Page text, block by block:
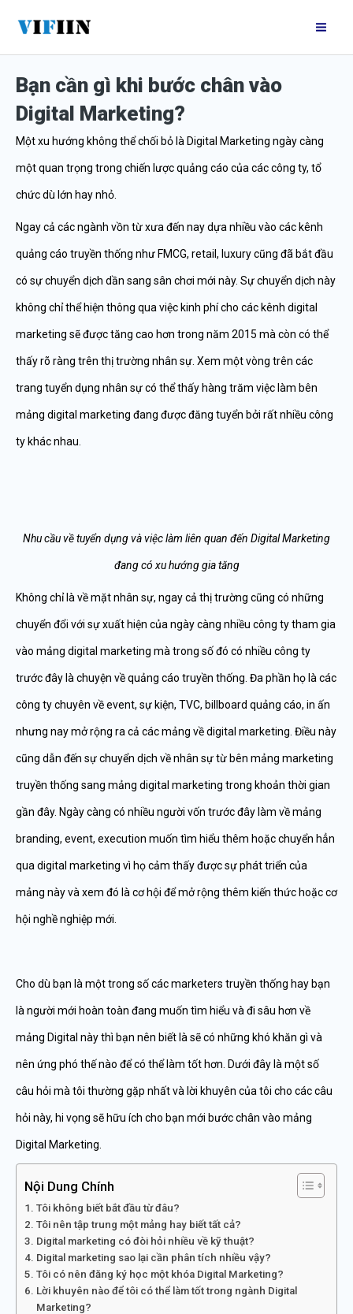
nội
dungBạn cần gì khi bước chân vào
Digital Marketing?
Một xu hướng không thể chối bỏ là Digital Marketing ngày càng
một quan trọng trong chiến lược quảng cáo của các công ty, tổ
chức dù lớn hay nhỏ.
Ngay cả các ngành vồn từ xưa đến nay dựa nhiều vào các kênh
quảng cáo truyền thống như FMCG, retail, luxury cũng đã bắt đầu
có sự chuyển dịch dần sang sân chơi mới này. Sự chuyển dịch này
không chỉ thể hiện thông qua việc kinh phí cho các kênh digital
marketing sẽ được tăng cao hơn trong năm 2015 mà còn có thể
thấy rõ ràng trên thị trường nhân sự. Xem một vòng trên các
trang tuyển dụng nhân sự có thể thấy hàng trăm việc làm bên
mảng digital marketing đang được đăng tuyển bởi rất nhiều công
ty khác nhau.
Nhu cầu về tuyển dụng và việc làm liên quan đến Digital Marketing
đang có xu hướng gia tăng
Không chỉ là về mặt nhân sự, ngay cả thị trường cũng có những
chuyển đổi với sự xuất hiện của ngày càng nhiều công ty tham gia
vào mảng digital marketing mà trong số đó có nhiều công ty
trước đây là chuyện về quảng cáo truyền thống. Đa phần họ là các
công ty chuyên về event, sự kiện, TVC, billboard quảng cáo, in ấn
nhưng nay mở rộng ra cả các mảng về digital marketing. Điều này
cũng dẫn đến sự chuyển dịch về nhân sự từ bên mảng marketing
truyền thống sang mảng digital marketing trong khoản thời gian
gần đây. Ngày càng có nhiều người vốn trước đây làm về mảng
branding, event, execution muốn tìm hiểu thêm hoặc chuyển hẳn
qua digital marketing vì họ cảm thấy được sự phát triển của
mảng này và xem đó là cơ hội để mở rộng thêm kiến thức hoặc cơ
hội nghề nghiệp mới.
Cho dù bạn là một trong số các marketers truyền thống hay bạn
là người mới hoàn toàn đang muốn tìm hiểu và đi sâu hơn về
mảng Digital này thì bạn nên biết là sẽ có những khó khăn gì và
nên ứng phó thế nào để có thể làm tốt hơn. Dưới đây là một số
câu hỏi mà tôi thường gặp nhất và lời khuyên của tôi cho các câu
hỏi này, hi vọng sẽ hữu ích cho bạn mới bước chân vào mảng
Digital Marketing.
Nội Dung Chính
Tôi không biết bắt đầu từ đâu?
Tôi nên tập trung một mảng hay biết tất cả?
Digital marketing có đòi hỏi nhiều về kỹ thuật?
Digital marketing sao lại cần phân tích nhiều vậy?
Tôi có nên đăng ký học một khóa Digital Marketing?
Lời khuyên nào để tôi có thể làm tốt trong ngành Digital
Marketing?